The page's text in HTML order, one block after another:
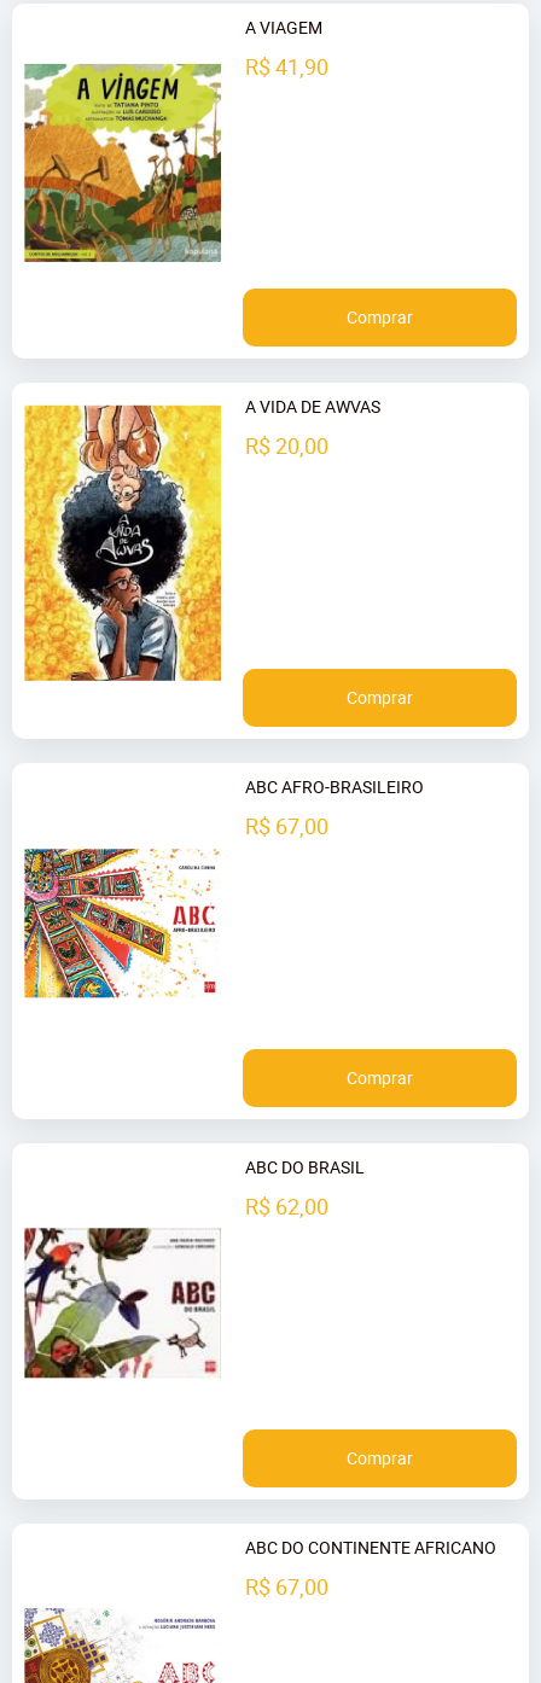
A VIAGEM
R$ 41,90
Comprar
A VIDA DE AWVAS
R$ 20,00
Comprar
ABC AFRO-BRASILEIRO
R$ 67,00
Comprar
ABC DO BRASIL
R$ 62,00
Comprar
ABC DO CONTINENTE AFRICANO
R$ 67,00